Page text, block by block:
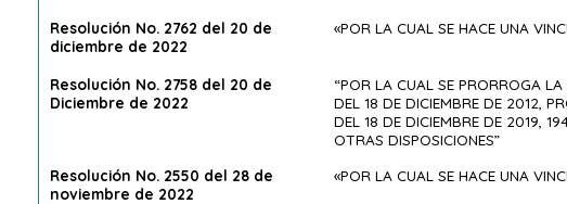
Resolución No. 2762 del 20 de
diciembre de 2022
«POR LA CUAL SE HACE UNA
Resolución No. 2758 del 20 de
Diciembre de 2022
“POR LA CUAL SE PRORROGA
DEL 18 DE DICIEMBRE DE 2012,
DEL 18 DE DICIEMBRE DE 2019,
OTRAS DISPOSICIONES”
Resolución No. 2550 del 28 de
noviembre de 2022
«POR LA CUAL SE HACE UNA